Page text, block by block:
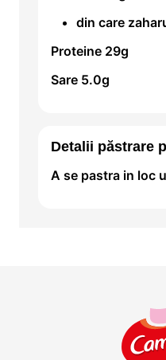
din care
Proteine 29g
Sare 5.0g
Detalii păstrare
A se pastra in loc